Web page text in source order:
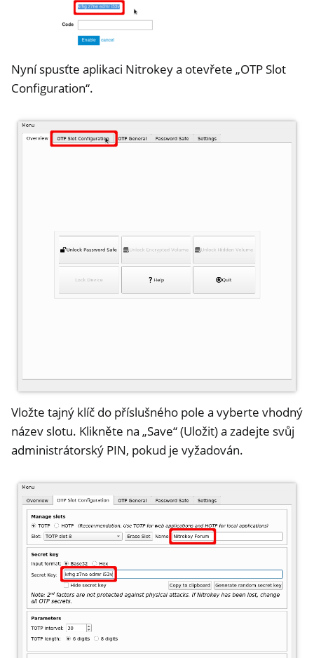
Nyní spusťte aplikaci Nitrokey a otevřete „OTP Slot
Configuration“.
Vložte tajný klíč do příslušného pole a vyberte vhodný
název slotu. Klikněte na „Save“ (Uložit) a zadejte svůj
administrátorský PIN, pokud je vyžadován.